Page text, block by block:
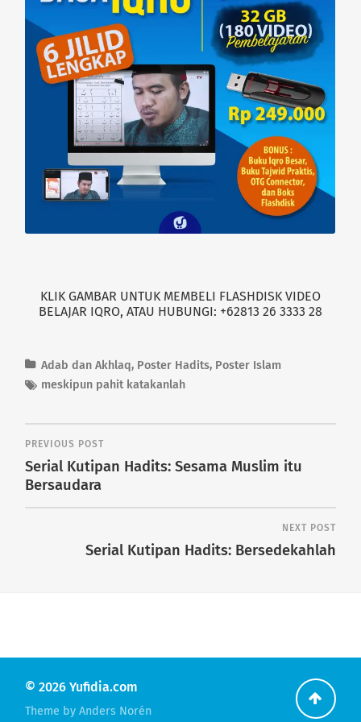
d
)
n
o
w
)
KLIK GAMBAR UNTUK MEMBELI FLASHDISK VIDEO
BELAJAR IQRO, ATAU HUBUNGI: +62813 26 3333 28
Adab dan Akhlaq, Poster Hadits, Poster Islam
meskipun pahit katakanlah
PREVIOUS POST
Serial Kutipan Hadits: Sesama Muslim itu
Bersaudara
NEXT POST
Serial Kutipan Hadits: Bersedekahlah
© 2026Yufidia.com
Theme byAnders Norén
Go
back